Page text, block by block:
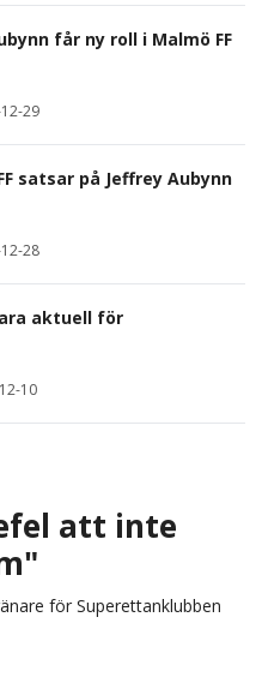
får ny roll i Malmö FF
29
satsar på Jeffrey Aubynn
28
aktuell för
10
att inte
för Superettanklubben